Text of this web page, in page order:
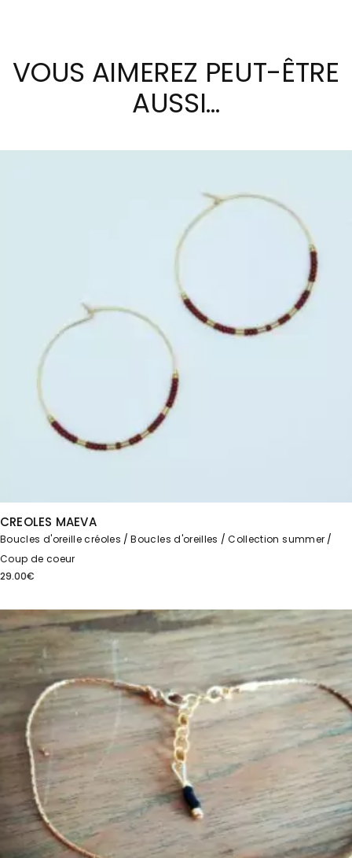
VOUS AIMEREZ PEUT-ÊTRE
AUSSI…
CREOLES MAEVA
Boucles d'oreille créoles Boucles d'oreilles
Collection summer
Coup de coeur
29.00€